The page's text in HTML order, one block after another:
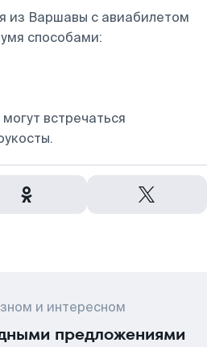
из Варшавы с авиабилетом
способами:
встречаться
и интересном
предложениями